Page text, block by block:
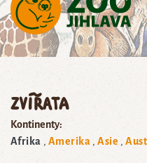
Zvířata
Kontinenty:
Afrika
Amerika Asie